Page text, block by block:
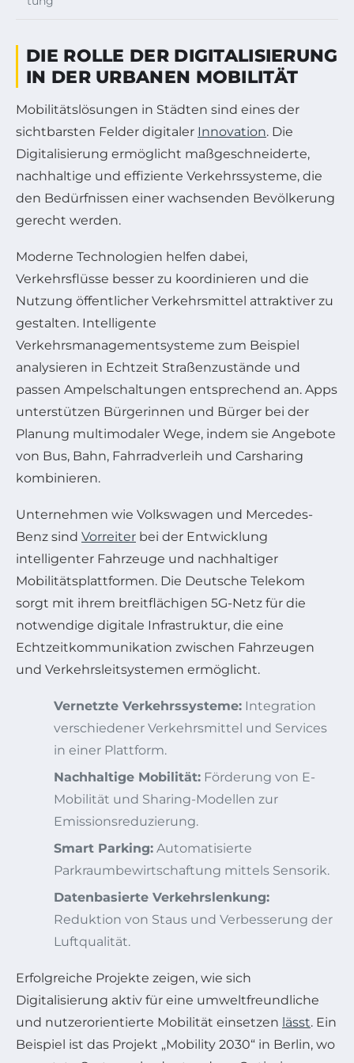
DIE ROLLE DER DIGITALISIERUNG
IN DER URBANEN MOBILITÄT
Mobilitätslösungen in Städten sind eines der
sichtbarsten Felder digitaler Innovation. Die
Digitalisierung ermöglicht maßgeschneiderte,
nachhaltige und effiziente Verkehrssysteme, die
den Bedürfnissen einer wachsenden Bevölkerung
gerecht werden.
Moderne Technologien helfen dabei,
Verkehrsflüsse besser zu koordinieren und die
Nutzung öffentlicher Verkehrsmittel attraktiver zu
gestalten. Intelligente
Verkehrsmanagementsysteme zum Beispiel
analysieren in Echtzeit Straßenzustände und
passen Ampelschaltungen entsprechend an. Apps
unterstützen Bürgerinnen und Bürger bei der
Planung multimodaler Wege, indem sie Angebote
von Bus, Bahn, Fahrradverleih und Carsharing
kombinieren.
Unternehmen wie Volkswagen und Mercedes-
Benz sind Vorreiter bei der Entwicklung
intelligenter Fahrzeuge und nachhaltiger
Mobilitätsplattformen. Die Deutsche Telekom
sorgt mit ihrem breitflächigen 5G-Netz für die
notwendige digitale Infrastruktur, die eine
Echtzeitkommunikation zwischen Fahrzeugen
und Verkehrsleitsystemen ermöglicht.
Vernetzte Verkehrssysteme: Integration
verschiedener Verkehrsmittel und Services
in einer Plattform.
Nachhaltige Mobilität: Förderung von E-
Mobilität und Sharing-Modellen zur
Emissionsreduzierung.
Smart Parking: Automatisierte
Parkraumbewirtschaftung mittels Sensorik.
Datenbasierte Verkehrslenkung:
Reduktion von Staus und Verbesserung der
Luftqualität.
Erfolgreiche Projekte zeigen, wie sich
Digitalisierung aktiv für eine umweltfreundliche
und nutzerorientierte Mobilität einsetzen lässt. Ein
Beispiel ist das Projekt „Mobility 2030“ in Berlin, wo